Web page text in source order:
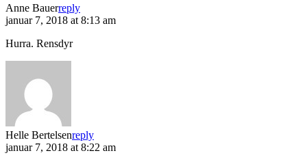
Anne Bauerreply
januar 7, 2018 at 8:13 am
Hurra. Rensdyr
Helle Bertelsenreply
januar 7, 2018 at 8:22 am